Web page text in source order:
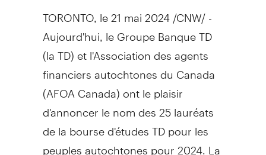
TORONTO, le 21 mai 2024 /CNW/ -
Aujourd'hui, le Groupe Banque TD
(la TD) et l'Association des agents
financiers autochtones du Canada
(AFOA Canada) ont le plaisir
d'annoncer le nom des 25 lauréats
de la bourse d'études TD pour les
peuples autochtones pour 2024. La